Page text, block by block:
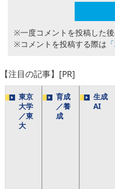
※一度コメントを投稿した
※コメントを投稿する際は
【注目の記事】[PR]
東京
大学
／東
大
育成
／養
成
生成
AI